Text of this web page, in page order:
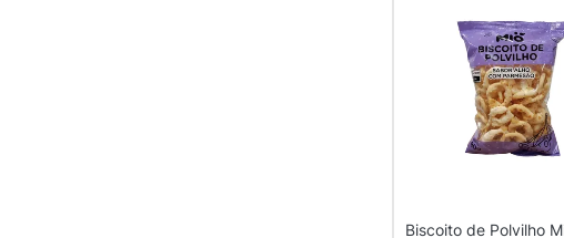
Biscoito de Polvilho